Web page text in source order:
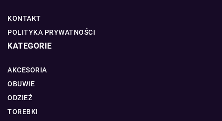
KONTAKT
POLITYKA PRYWATNOŚCI
KATEGORIE
AKCESORIA
OBUWIE
ODZIEŻ
TOREBKI